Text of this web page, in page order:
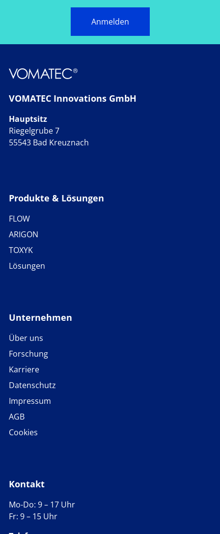
Anmelden
VOMATEC Innovations GmbH
Hauptsitz
Riegelgrube 7
55543 Bad Kreuznach
Produkte & Lösungen
FLOW
ARIGON
TOXYK
Lösungen
Unternehmen
Über uns
Forschung
Karriere
Datenschutz
Impressum
AGB
Cookies
Kontakt
Mo-Do: 9 – 17 Uhr
Fr: 9 – 15 Uhr